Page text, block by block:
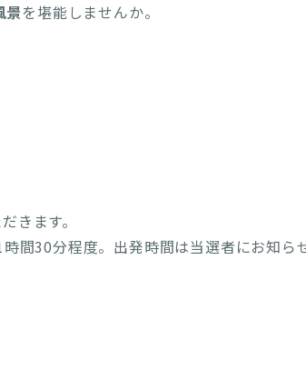
景を堪能しませんか。
きます。
間30分程度。出発時間は当選者にお知ら